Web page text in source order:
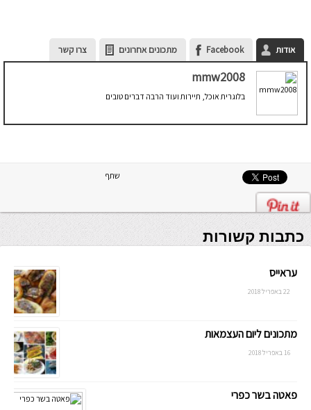
אודות Facebook מתכונים אחרונים צרו קשר
mmw2008
בלוגרית אוכל, תיירות ועוד הרבה דברים טובים
שתף
כתבות קשורות
עראייס
22 באפריל 2018
מתכונים ליום העצמאות
16 באפריל 2018
פאטה בשר כפרי